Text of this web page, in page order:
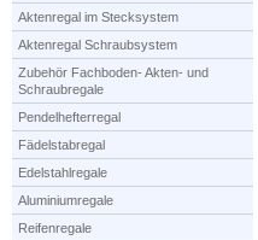
Aktenregal im Stecksystem
Aktenregal Schraubsystem
Zubehör Fachboden- Akten- und
Schraubregale
Pendelhefterregal
Fädelstabregal
Edelstahlregale
Aluminiumregale
Reifenregale